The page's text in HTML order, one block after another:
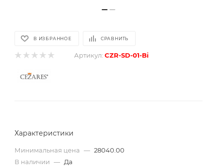
В ИЗБРАННОЕ СРАВНИТЬ
Артикул: CZR-SD-01-Bi
Характеристики
Минимальная цена — 28040.00
В наличии — Да